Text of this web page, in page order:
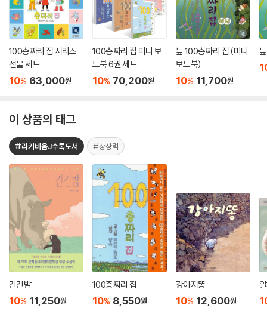
100층짜리 집 시리즈
선물 세트
10% 63,000원
100층짜리 집 미니 보
드북 6권 세트
10% 70,200원
늪 100층짜리 집 (미니
보드북)
10% 11,700원
이 상품의 태그
#라키비움J수록도서 #상상력
긴긴밤
10% 11,250원
100층짜리 집
10% 8,550원
강아지똥
10% 12,600원